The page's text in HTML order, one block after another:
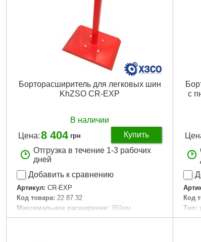
Борторасширитель для легковых шин
KhZSO CR-EXP
В наличии
Цена:8 404 грн
Купить
Отгрузка в течение 1-3 рабочих
дней
Добавить к сравнению
Артикул: CR-EXP
Код товара: 22.87.32
Максимальное расширение: 350мм
Вращение стола: 180град
с
Код
Тип: